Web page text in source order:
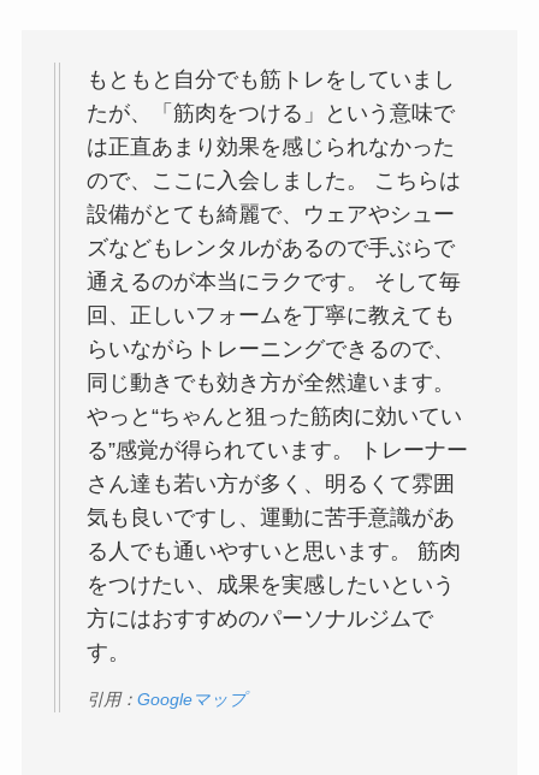
もともと自分でも筋トレをしていまし
たが、「筋肉をつける」という意味で
は正直あまり効果を感じられなかった
ので、ここに入会しました。 こちらは
設備がとても綺麗で、ウェアやシュー
ズなどもレンタルがあるので手ぶらで
通えるのが本当にラクです。 そして毎
回、正しいフォームを丁寧に教えても
らいながらトレーニングできるので、
同じ動きでも効き方が全然違います。
やっと“ちゃんと狙った筋肉に効いてい
る”感覚が得られています。 トレーナー
さん達も若い方が多く、明るくて雰囲
気も良いですし、運動に苦手意識があ
る人でも通いやすいと思います。 筋肉
をつけたい、成果を実感したいという
方にはおすすめのパーソナルジムで
す。
引用： Googleマップ